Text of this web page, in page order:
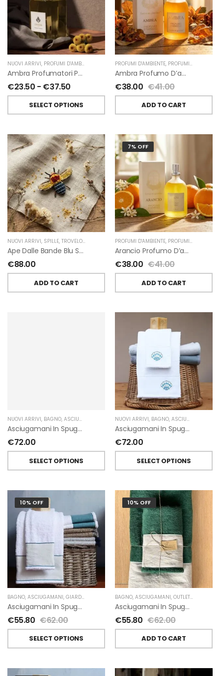
NUOVI ARRIVI, PROFUMI D'AMBIENTE PROFUMATORI A BASTONCINI ,CHIARA FIRENZE
Ambra Profumatori Per Ambiente A Bastoncini Di Chiara Firenze
€23.50 - €37.50
SELECT OPTIONS
PROFUMI D'AMBIENTE, PROFUMI D'AMBIENTE FIORIRA' UN GIARDINO
Ambra Profumo D’ambiente Di Fiorirà Un Giardino
€38.00 €41.00
ADD TO CART
NUOVI ARRIVI, SPILLE, TROVELORE
Ape Dalle Bande Blu Spilla Decorata A Mano Di Trovelore
€88.00
ADD TO CART
7% OFF
PROFUMI D'AMBIENTE, PROFUMI D'AMBIENTE FIORIRA' UN GIARDINO
Arancio Profumo D’ambiente Di Fiorirà Un Giardino
€38.00 €41.00
ADD TO CART
NUOVI ARRIVI, BAGNO, ASCIUGAMANI GIARDINO SEGRETO
Asciugamani In Spugna Con Fiori In Lino Applicati Di Giardino Segreto.
€72.00
SELECT OPTIONS
NUOVI ARRIVI, BAGNO, ASCIUGAMANI
Asciugamani In Spugna Con Ricami Marini Di Giardino Segreto.
€72.00
SELECT OPTIONS
10% OFF
BAGNO, ASCIUGAMANI, GIARDINO SEGRETO
Asciugamani In Spugna E Lino Di Giardino Segreto
€55.80 €62.00
SELECT OPTIONS
10% OFF
BAGNO, ASCIUGAMANI, OUTLET,
Asciugamani In Spugna E Lino Di Giardino Segreto
€55.80 €62.00
ADD TO CART